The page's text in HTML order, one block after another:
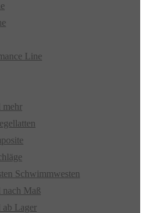
Line
mehr
Schwimmwesten
nach Maß
ab Lager